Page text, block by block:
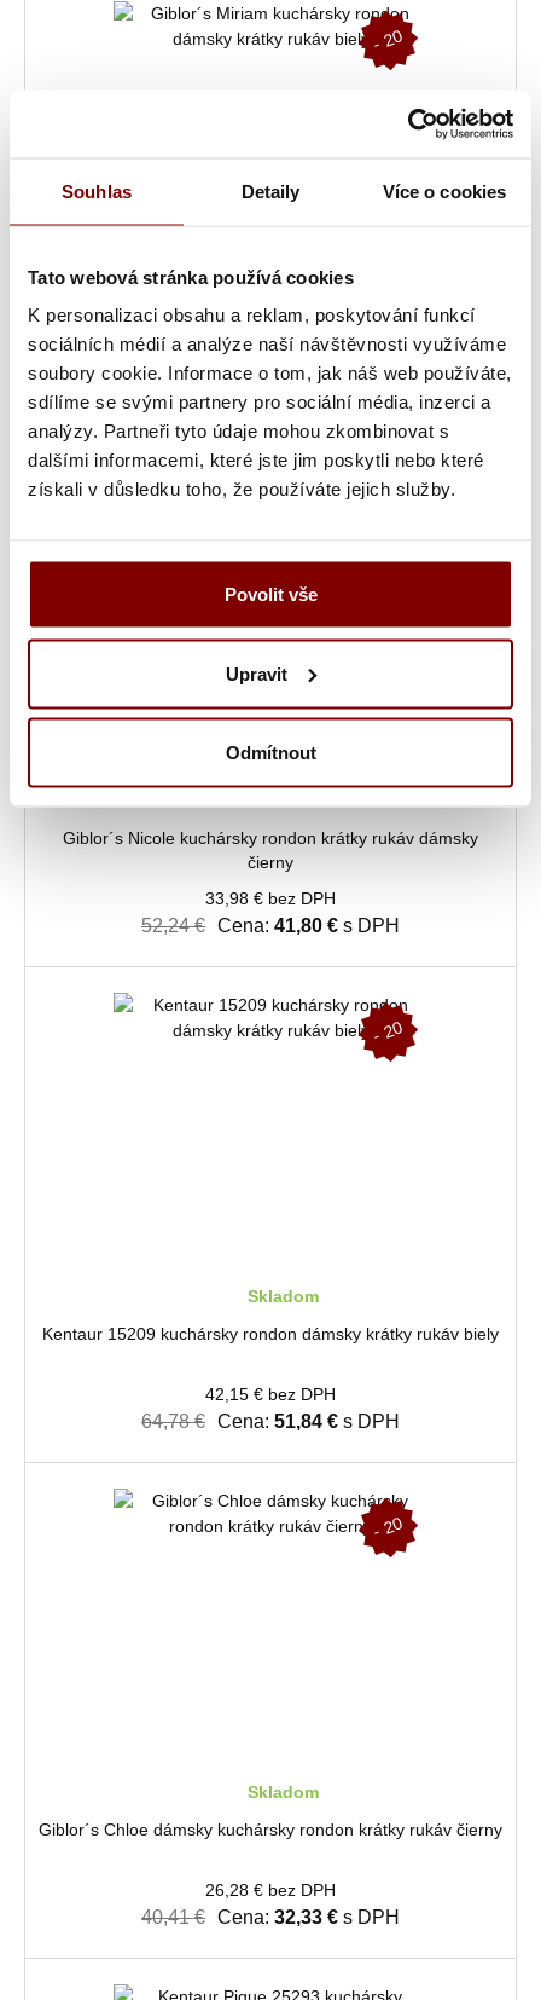
Souhlas Detaily Více o cookies
Tato webová stránka používá cookies
K personalizaci obsahu a reklam, poskytování funkcí
sociálních médií a analýze naší návštěvnosti využíváme
soubory cookie. Informace o tom, jak náš web používáte,
sdílíme se svými partnery pro sociální média, inzerci a
analýzy. Partneři tyto údaje mohou zkombinovat s
dalšími informacemi, které jste jim poskytli nebo které
získali v důsledku toho, že používáte jejich služby.
Povolit vše
Upravit
Odmítnout
-
2
0
Skladom
Giblor´s Miriam kuchársky rondon dámsky krátky rukáv biely
36,63 € bez DPH
56,33 € Cena:45,06 €s DPH
Giblor´s Nicole kuchársky rondon krátky rukáv dámsky
čierny
33,98 € bez DPH
52,24 € Cena: 41,80 € s DPH
-
2
0
Skladom
Kentaur 15209 kuchársky rondon dámsky krátky rukáv biely
42,15 € bez DPH
64,78 € Cena: 51,84 € s DPH
-
2
0
Skladom
Giblor´s Chloe dámsky kuchársky rondon krátky rukáv čierny
26,28 € bez DPH
40,41 € Cena: 32,33 € s DPH